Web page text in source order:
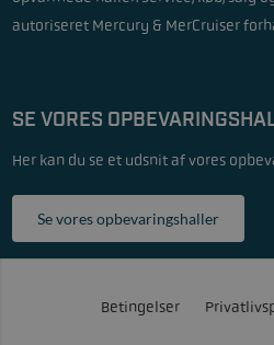
autoriseret Mercury & MerCruiser
SE VORES
Her kan du se et udsnit af vores
Se vores opbevaringshaller
Betingelser